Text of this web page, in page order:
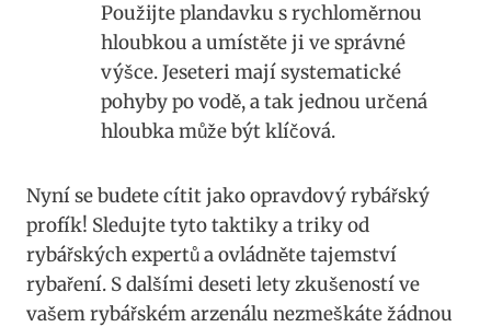
Použijte plandavku s rychloměrnou
hloubkou a umístěte ji ve správné
výšce. Jeseteri mají systematické
pohyby po vodě, a tak jednou určená
hloubka může být klíčová.
Nyní se budete cítit jako opravdový rybářský
profík! Sledujte tyto taktiky a triky od
rybářských expertů a ovládněte tajemství
rybaření. S dalšími deseti lety zkušeností ve
vašem rybářském arzenálu nezmeškáte žádnou